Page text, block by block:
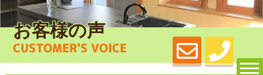
お客様の声
CUSTOMER'S VOICE